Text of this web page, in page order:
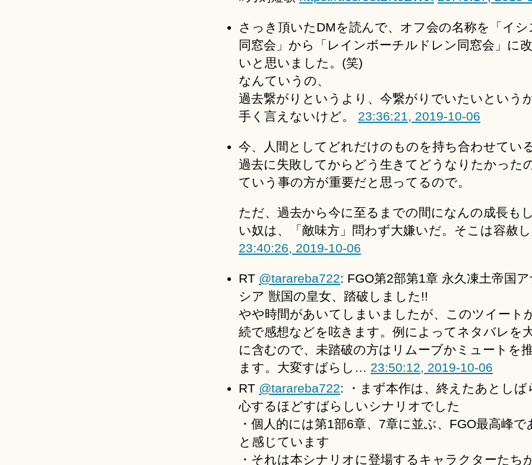
さっき頂いたDMを読んで、オフ会の名称を「イシ
同窓会」から「レインボーチルドレン同窓会」に
いと思いました。(笑)
なんていうの、
過去繋がりというより、今繋がりでいたいという
手く言えないけど。 23:36:21, 2019-10-06
今、人間としてどれだけのものを持ち合わせている
過去に失敗してからどう生きてどうなりたかった
ていう事の方が重要だと思ってるので。
ただ、過去から今に至るまでの間になんの成長も
い奴は、「敵味方」問わず大嫌いだ。そこは容赦し
23:40:26, 2019-10-06
RT @tarareba722: FGO第2部第1章 永久凍土帝国
シア 獣国の皇女、踏破しました!!
やや時間があいてしまいましたが、このツイート
続で感想などを呟きます。例によってネタバレを
に含むので、未踏破の方はリムーブかミュートを
ます。大変すばらし… 23:50:12, 2019-10-06
RT @tarareba722: ・まず本作は、終えたあとしば
心するほどすばらしいシナリオでした
・個人的には第1部6章、7章に並ぶ、FGO最高峰で
と感じています
・それは本シナリオに登場するキャラクターたち